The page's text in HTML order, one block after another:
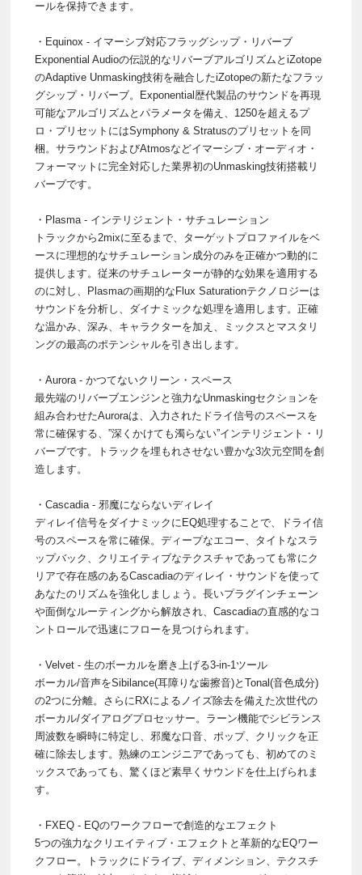
ールを保持できます。
・Equinox - イマーシブ対応フラッグシップ・リバーブ
Exponential Audioの伝説的なリバーブアルゴリズムとiZotope
のAdaptive Unmasking技術を融合したiZotopeの新たなフラッ
グシップ・リバーブ。Exponential歴代製品のサウンドを再現
可能なアルゴリズムとパラメータを備え、1250を超えるプ
ロ・プリセットにはSymphony & Stratusのプリセットを同
梱。サラウンドおよびAtmosなどイマーシブ・オーディオ・
フォーマットに完全対応した業界初のUnmasking技術搭載リ
バーブです。
・Plasma - インテリジェント・サチュレーション
トラックから2mixに至るまで、ターゲットプロファイルをベ
ースに理想的なサチュレーション成分のみを正確かつ動的に
提供します。従来のサチュレーターが静的な効果を適用する
のに対し、Plasmaの画期的なFlux Saturationテクノロジーは
サウンドを分析し、ダイナミックな処理を適用します。正確
な温かみ、深み、キャラクターを加え、ミックスとマスタリ
ングの最高のポテンシャルを引き出します。
・Aurora - かつてないクリーン・スペース
最先端のリバーブエンジンと強力なUnmaskingセクションを
組み合わせたAuroraは、入力されたドライ信号のスペースを
常に確保する、”深くかけても濁らない”インテリジェント・リ
バーブです。トラックを埋もれさせない豊かな3次元空間を創
造します。
・Cascadia - 邪魔にならないディレイ
ディレイ信号をダイナミックにEQ処理することで、ドライ信
号のスペースを常に確保。ディープなエコー、タイトなスラ
ップバック、クリエイティブなテクスチャであっても常にク
リアで存在感のあるCascadiaのディレイ・サウンドを使って
あなたのリズムを強化しましょう。長いプラグインチェーン
や面倒なルーティングから解放され、Cascadiaの直感的なコ
ントロールで迅速にフローを見つけられます。
・Velvet - 生のボーカルを磨き上げる3-in-1ツール
ボーカル/音声をSibilance(耳障りな歯擦音)とTonal(音色成分)
の2つに分離。さらにRXによるノイズ除去を備えた次世代の
ボーカル/ダイアログプロセッサー。ラーン機能でシビランス
周波数を瞬時に特定し、邪魔な口音、ポップ、クリックを正
確に除去します。熟練のエンジニアであっても、初めてのミ
ックスであっても、驚くほど素早くサウンドを仕上げられま
す。
・FXEQ - EQのワークフローで創造的なエフェクト
5つの強力なクリエイティブ・エフェクトと革新的なEQワー
クフロー。トラックにドライブ、ディメンション、テクスチ